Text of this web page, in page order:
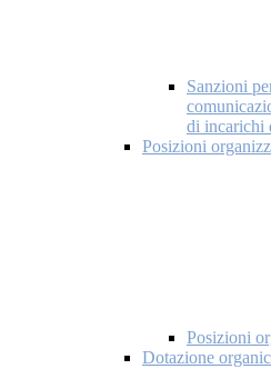
Sanzioni
di incarichi
Posizioni
Posizioni
Dotazione